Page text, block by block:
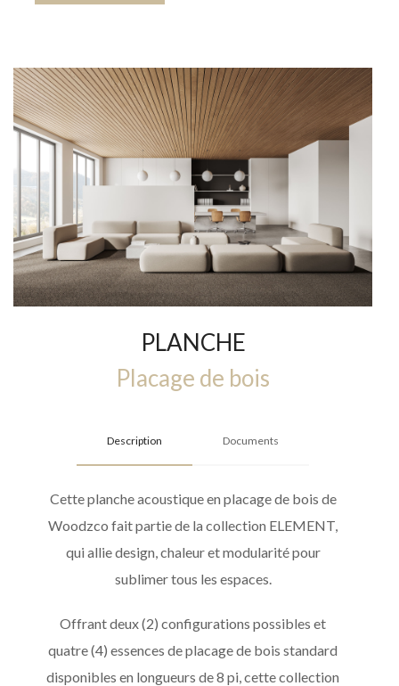
PLANCHE
Placage de bois
Description Documents
Cette planche acoustique en placage de bois de
Woodzco fait partie de la collection ELEMENT,
qui allie design, chaleur et modularité pour
sublimer tous les espaces.
Offrant deux (2) configurations possibles et
quatre (4) essences de placage de bois standard
disponibles en longueurs de 8 pi, cette collection